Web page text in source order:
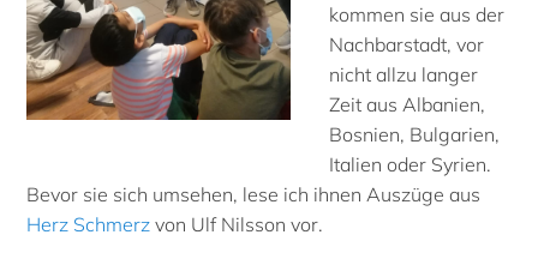
kommen sie aus der
Nachbarstadt, vor
nicht allzu langer
Zeit aus Albanien,
Bosnien, Bulgarien,
Italien oder Syrien.
Bevor sie sich umsehen, lese ich ihnen Auszüge aus
Herz Schmerz von Ulf Nilsson vor.